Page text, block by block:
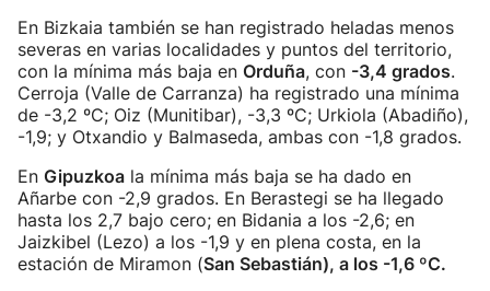
En Bizkaia también se han registrado heladas menos
severas en varias localidades y puntos del territorio,
con la mínima más baja en Orduña, con -3,4 grados.
Cerroja (Valle de Carranza) ha registrado una mínima
de -3,2 ºC; Oiz (Munitibar), -3,3 ºC; Urkiola (Abadiño),
-1,9; y Otxandio y Balmaseda, ambas con -1,8 grados.
En Gipuzkoa la mínima más baja se ha dado en
Añarbe con -2,9 grados. En Berastegi se ha llegado
hasta los 2,7 bajo cero; en Bidania a los -2,6; en
Jaizkibel (Lezo) a los -1,9 y en plena costa, en la
estación de Miramon (San Sebastián), a los -1,6 ºC.